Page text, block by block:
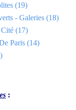
(19)
- Galeries (18)
(17)
Paris (14)
: